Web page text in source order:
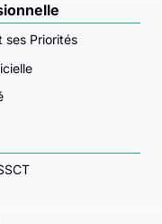
ses Priorités